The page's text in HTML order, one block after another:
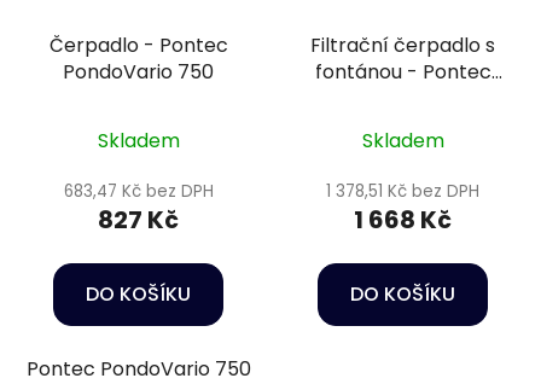
Čerpadlo - Pontec
PondoVario 750
Skladem
683,47 Kč bez DPH
827 Kč
DO KOŠÍKU
Pontec PondoVario 750
Filtrační čerpadlo s
fontánou - Pontec
Skladem
1 378,51 Kč bez DPH
1 668 Kč
DO KOŠÍKU